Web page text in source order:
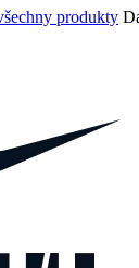
produkty